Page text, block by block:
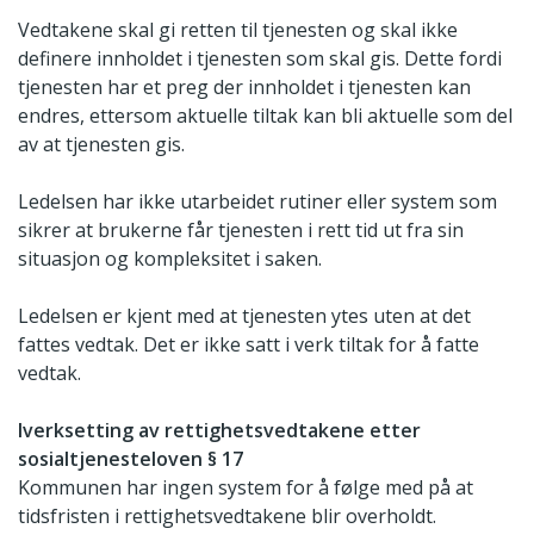
Vedtakene skal gi retten til tjenesten og skal ikke
definere innholdet i tjenesten som skal gis. Dette fordi
tjenesten har et preg der innholdet i tjenesten kan
endres, ettersom aktuelle tiltak kan bli aktuelle som del
av at tjenesten gis.
Ledelsen har ikke utarbeidet rutiner eller system som
sikrer at brukerne får tjenesten i rett tid ut fra sin
situasjon og kompleksitet i saken.
Ledelsen er kjent med at tjenesten ytes uten at det
fattes vedtak. Det er ikke satt i verk tiltak for å fatte
vedtak.
Iverksetting av rettighetsvedtakene etter
sosialtjenesteloven § 17
Kommunen har ingen system for å følge med på at
tidsfristen i rettighetsvedtakene blir overholdt.